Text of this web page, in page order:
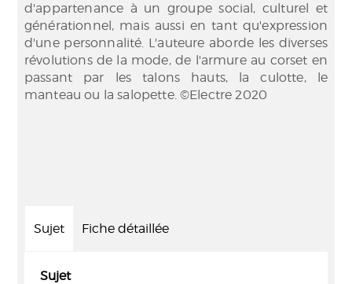
d'appartenance à un groupe social, culturel et
générationnel, mais aussi en tant qu'expression
d'une personnalité. L'auteure aborde les diverses
révolutions de la mode, de l'armure au corset en
passant par les talons hauts, la culotte, le
manteau ou la salopette. ©Electre 2020
Sujet Fiche détaillée
Sujet